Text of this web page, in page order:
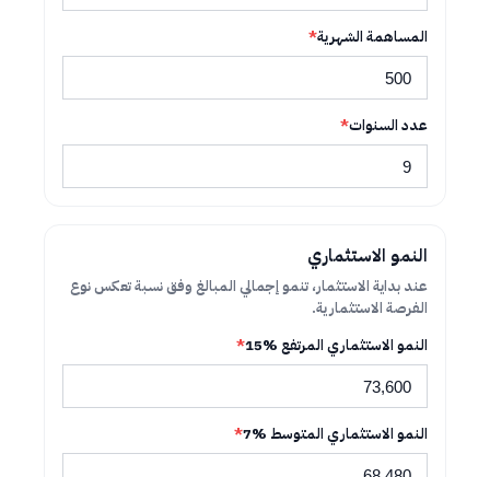
المساهمة الشهرية*
عدد السنوات*
النمو الاستثماري
عند بداية الاستثمار، تنمو إجمالي المبالغ وفق نسبة تعكس نوع
الفرصة الاستثمارية.
النمو الاستثماري المرتفع %15
*
النمو الاستثماري المتوسط %7 *